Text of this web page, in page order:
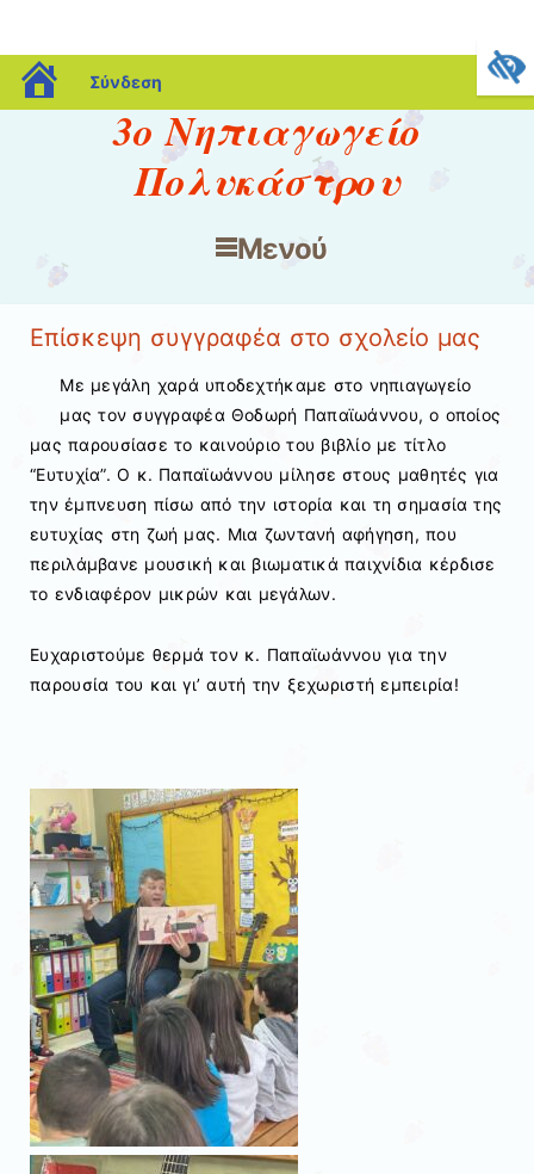
blogs.sch.gr
Σύνδεση
3o Νηπιαγωγείο
Πολυκάστρου
Μενού
Μετάβαση στο περιεχόμενο
Επίσκεψη συγγραφέα στο σχολείο μας
Με μεγάλη χαρά υποδεχτήκαμε στο νηπιαγωγείο
μας τον συγγραφέα Θοδωρή Παπαϊωάννου, ο οποίος
μας παρουσίασε το καινούριο του βιβλίο με τίτλο
“Ευτυχία”. Ο κ. Παπαϊωάννου μίλησε στους μαθητές για
την έμπνευση πίσω από την ιστορία και τη σημασία της
ευτυχίας στη ζωή μας. Μια ζωντανή αφήγηση, που
περιλάμβανε μουσική και βιωματικά παιχνίδια κέρδισε
το ενδιαφέρον μικρών και μεγάλων.
Ευχαριστούμε θερμά τον κ. Παπαϊωάννου για την
παρουσία του και γι’ αυτή την ξεχωριστή εμπειρία!